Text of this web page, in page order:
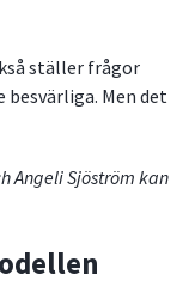
ställer frågor
Men det
Angeli Sjöström kan